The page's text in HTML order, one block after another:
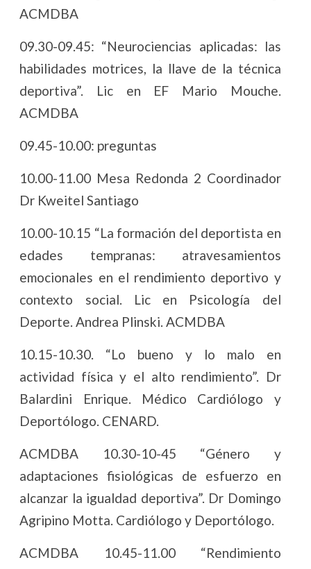
ACMDBA
09.30-09.45: “Neurociencias aplicadas: las
habilidades motrices, la llave de la técnica
deportiva”. Lic en EF Mario Mouche.
ACMDBA
09.45-10.00: preguntas
10.00-11.00 Mesa Redonda 2 Coordinador
Dr Kweitel Santiago
10.00-10.15 “La formación del deportista en
edades tempranas: atravesamientos
emocionales en el rendimiento deportivo y
contexto social. Lic en Psicología del
Deporte. Andrea Plinski. ACMDBA
10.15-10.30. “Lo bueno y lo malo en
actividad física y el alto rendimiento”. Dr
Balardini Enrique. Médico Cardiólogo y
Deportólogo. CENARD.
ACMDBA 10.30-10-45 “Género y
adaptaciones fisiológicas de esfuerzo en
alcanzar la igualdad deportiva”. Dr Domingo
Agripino Motta. Cardiólogo y Deportólogo.
ACMDBA 10.45-11.00 “Rendimiento